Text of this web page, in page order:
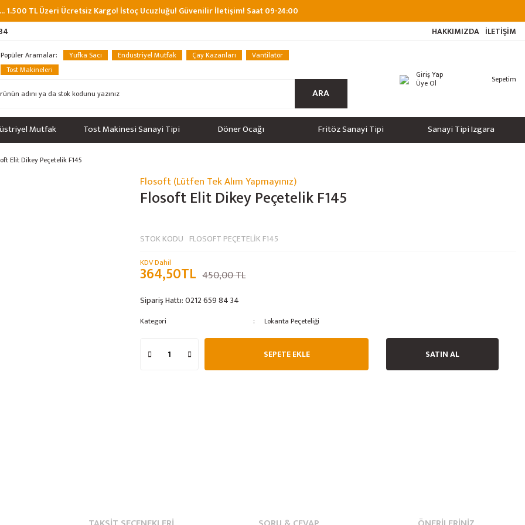
1.500 TL Üzeri Ücretsiz Kargo! İstoç Ucuzluğu! Güvenilir İletişim! Saat 09-24:00
HAKKIMIZDA İLETİŞİM
Popüler Aramalar: Yufka Sacı Endüstriyel Mutfak Çay Kazanları
Vantilatör
Tost Makineleri
ARA
Giriş Yap
Üye Ol Sepetim
Mutfak Tost Makinesi Sanayi Tipi Döner Ocağı Fritöz Sanayi Tipi Sanayi Tipi Izgara
Elit Dikey Peçetelik F145
Flosoft (Lütfen Tek Alım Yapmayınız)
Flosoft Elit Dikey Peçetelik F145
STOK KODU FLOSOFT PEÇETELİK F145
KDV Dahil
364,50TL 450,00 TL
Sipariş Hattı:0212 659 84 34
Kategori Lokanta Peçeteliği
SEPETE EKLE SATIN AL